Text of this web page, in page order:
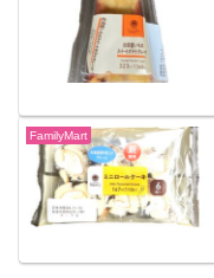
FamilyMart